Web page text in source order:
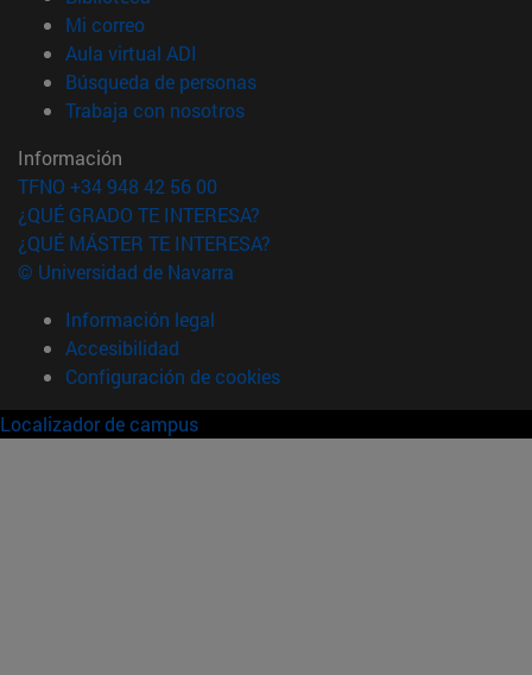
Mi correo(abre en nueva ventana)
Aula virtual ADI
Búsqueda de personas(abre en nueva ventana)
Trabaja con nosotros(abre en nueva ventana)
Información
TFNO +34 948 42 56 00
¿QUÉ GRADO TE INTERESA?
¿QUÉ MÁSTER TE INTERESA?
© Universidad de Navarra
Información legal
Accesibilidad
Configuración de cookies
Localizador de campus